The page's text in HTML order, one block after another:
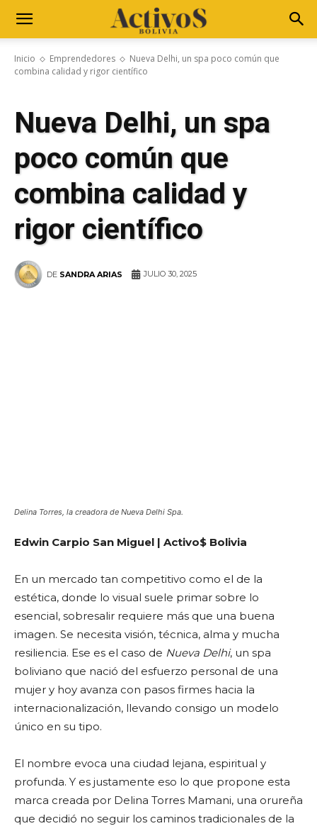
Inicio Emprendedores
Nueva Delhi, un spa poco común que
combina calidad y rigor científico
Nueva Delhi, un spa
poco común que
combina calidad y
rigor científico
DE SANDRA ARIAS JULIO 30, 2025
Delina Torres, la creadora de Nueva Delhi Spa.
Edwin Carpio San Miguel | Activo$ Bolivia
En un mercado tan competitivo como el de la
estética, donde lo visual suele primar sobre lo
esencial, sobresalir requiere más que una buena
imagen. Se necesita visión, técnica, alma y mucha
resiliencia. Ese es el caso de Nueva Delhi, un spa
boliviano que nació del esfuerzo personal de una
mujer y hoy avanza con pasos firmes hacia la
internacionalización, llevando consigo un modelo
único en su tipo.
El nombre evoca una ciudad lejana, espiritual y
profunda. Y es justamente eso lo que propone esta
marca creada por Delina Torres Mamani, una orureña
que decidió no seguir los caminos tradicionales de la